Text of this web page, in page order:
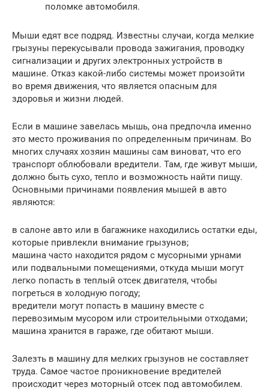
поломке автомобиля.
Мыши едят все подряд. Известны случаи, когда мелкие
грызуны перекусывали провода зажигания, проводку
сигнализации и других электронных устройств в
машине. Отказ какой-либо системы может произойти
во время движения, что является опасным для
здоровья и жизни людей.
Если в машине завелась мышь, она предпочла именно
это место проживания по определенным причинам. Во
многих случаях хозяин машины сам виноват, что его
транспорт облюбовали вредители. Там, где живут мыши,
должно быть сухо, тепло и возможность найти пищу.
Основными причинами появления мышей в авто
являются:
в салоне авто или в багажнике находились остатки еды,
которые привлекли внимание грызунов;
машина часто находится рядом с мусорными урнами
или подвальными помещениями, откуда мыши могут
легко попасть в теплый отсек двигателя, чтобы
погреться в холодную погоду;
вредители могут попасть в машину вместе с
перевозимым мусором или строительными отходами;
машина хранится в гараже, где обитают мыши.
Залезть в машину для мелких грызунов не составляет
труда. Самое частое проникновение вредителей
происходит через моторный отсек под автомобилем.